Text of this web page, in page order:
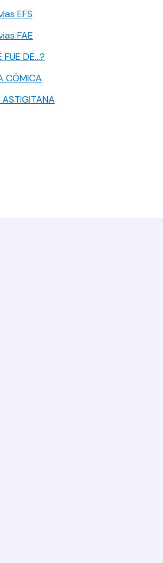
EFS
FAE
FUE DE…?
CÓMICA
ASTIGITANA